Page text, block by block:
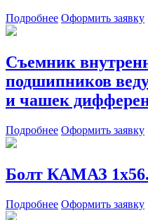
Подробнее Оформить заявку
Съемник
подшипников
и чашек
Подробнее Оформить заявку
Болт КАМАЗ
Подробнее Оформить заявку